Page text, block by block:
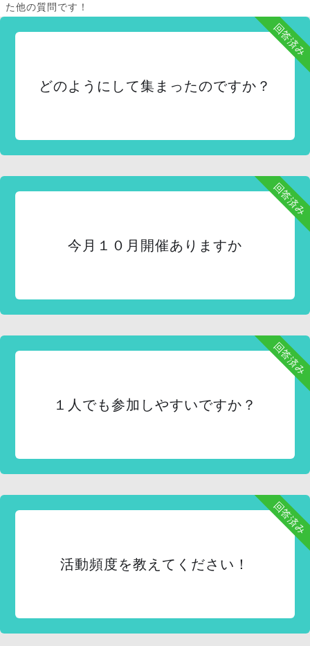
た他の質問です！
回答済み
どのようにして集まったのですか？
回答済み
今月１０月開催ありますか
回答済み
１人でも参加しやすいですか？
回答済み
活動頻度を教えてください！